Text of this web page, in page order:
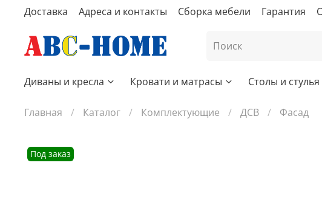
Доставка Адреса и контакты Сборка мебели Гарантия
Диваны и кресла Кровати и матрасы Столы и стулья
Главная Каталог Комплектующие ДСВ Фасад
Под заказ